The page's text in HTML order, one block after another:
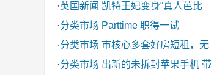
·英国新闻 凯特王妃变身“真人芭比
·分类市场 Parttime 职得一试
·分类市场 市核心多套好房短租，无
·分类市场 出新的未拆封苹果手机 带